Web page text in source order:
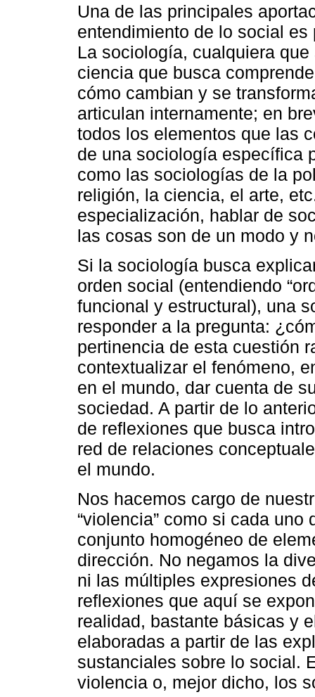
Una de las principales
entendimiento de lo social
La sociología, cualquiera
ciencia que busca
cómo cambian y se
articulan internamente; en
todos los elementos que las
de una sociología específica
como las sociologías de la
religión, la ciencia, el arte,
especialización, hablar de
las cosas son de un modo y
Si la sociología busca
orden social (entendiendo
funcional y estructural), una
responder a la pregunta:
pertinencia de esta cuestión
contextualizar el fenómeno,
en el mundo, dar cuenta de
sociedad. A partir de lo
de reflexiones que busca
red de relaciones
el mundo.
Nos hacemos cargo de
“violencia” como si cada
conjunto homogéneo de
dirección. No negamos la
ni las múltiples expresiones
reflexiones que aquí se
realidad, bastante básicas y
elaboradas a partir de las
sustanciales sobre lo social.
violencia o, mejor dicho, los